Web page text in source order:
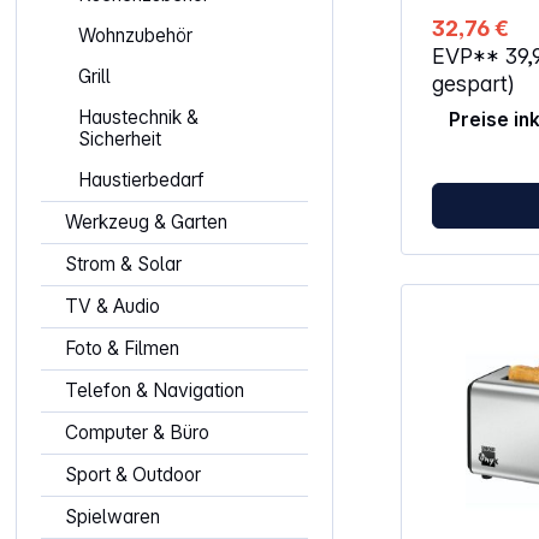
Wohnzubehör
Grill
Haustechnik &
Sicherheit
Haustierbedarf
Werkzeug & Garten
Strom & Solar
TV & Audio
Foto & Filmen
Telefon & Navigation
Computer & Büro
Sport & Outdoor
Spielwaren
32,76 €
EVP**
gespart)
Preise